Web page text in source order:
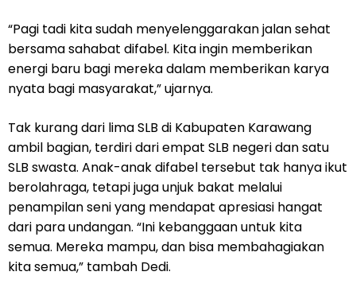
“Pagi tadi kita sudah menyelenggarakan jalan sehat
bersama sahabat difabel. Kita ingin memberikan
energi baru bagi mereka dalam memberikan karya
nyata bagi masyarakat,” ujarnya.
Tak kurang dari lima SLB di Kabupaten Karawang
ambil bagian, terdiri dari empat SLB negeri dan satu
SLB swasta. Anak-anak difabel tersebut tak hanya ikut
berolahraga, tetapi juga unjuk bakat melalui
penampilan seni yang mendapat apresiasi hangat
dari para undangan. “Ini kebanggaan untuk kita
semua. Mereka mampu, dan bisa membahagiakan
kita semua,” tambah Dedi.